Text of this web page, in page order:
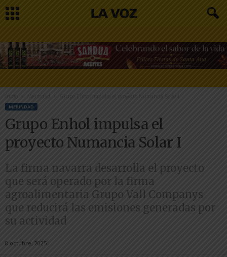
Inicio Grupo Enhol impulsa el proyecto Numancia Solar I
MERINDAD
Grupo Enhol impulsa el
proyecto Numancia Solar I
La firma navarra desarrolla el proyecto
que será operado por la firma
agroalimentaria Grupo Vall Companys
que reducirá las emisiones generadas por
su actividad
8 octubre, 2025